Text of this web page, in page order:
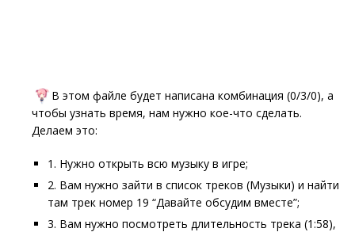
В этом файле будет написана комбинация (0/3/0), а
чтобы узнать время, нам нужно кое-что сделать.
Делаем это:
1. Нужно открыть всю музыку в игре;
2. Вам нужно зайти в список треков (Музыки) и найти
там трек номер 19 “Давайте обсудим вместе”;
3. Вам нужно посмотреть длительность трека (1:58),